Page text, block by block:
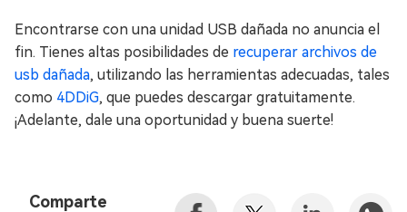
Encontrarse con una unidad USB dañada no anuncia el
fin. Tienes altas posibilidades de recuperar archivos de
usb dañada, utilizando las herramientas adecuadas, tales
como 4DDiG, que puedes descargar gratuitamente.
¡Adelante, dale una oportunidad y buena suerte!
Comparte